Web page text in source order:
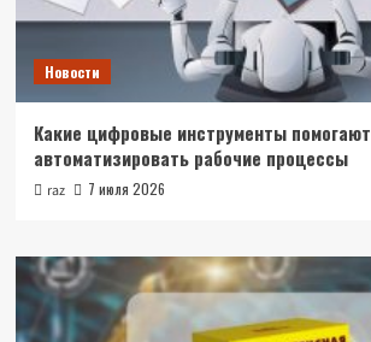
Новости
Какие цифровые инструменты помогают
автоматизировать рабочие процессы
raz 7 июля 2026